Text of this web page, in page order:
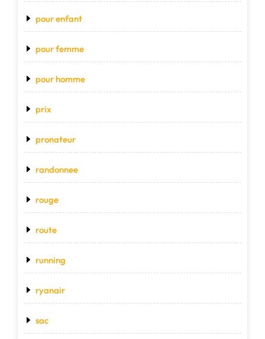
pour enfant
pour femme
pour homme
prix
pronateur
randonnee
rouge
route
running
ryanair
sac